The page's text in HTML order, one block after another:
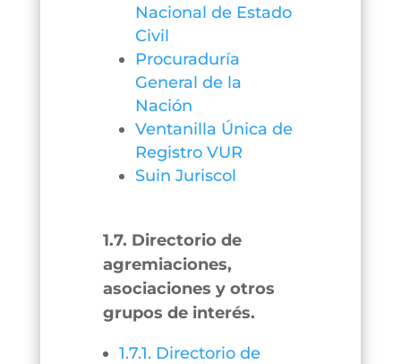
Nacional de Estado
Civil
Procuraduría
General de la
Nación
Ventanilla Única de
Registro VUR
Suin Juriscol
1.7. Directorio de
agremiaciones,
asociaciones y otros
grupos de interés.
1.7.1. Directorio de